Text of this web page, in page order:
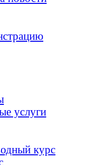
услуги
курс